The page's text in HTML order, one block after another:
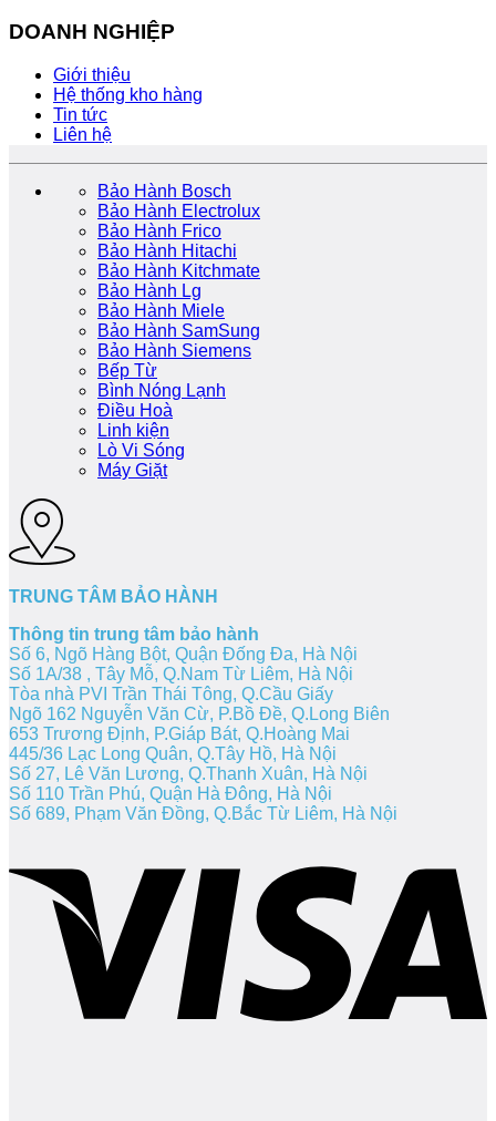
DOANH NGHIỆP
Giới thiệu
Hệ thống kho hàng
Tin tức
Liên hệ
Bảo Hành Bosch
Bảo Hành Electrolux
Bảo Hành Frico
Bảo Hành Hitachi
Bảo Hành Kitchmate
Bảo Hành Lg
Bảo Hành Miele
Bảo Hành SamSung
Bảo Hành Siemens
Bếp Từ
Bình Nóng Lạnh
Điều Hoà
Linh kiện
Lò Vi Sóng
Máy Giặt
TRUNG TÂM BẢO HÀNH
Thông tin trung tâm bảo hành
Số 6, Ngõ Hàng Bột, Quận Đống Đa, Hà Nội
Số 1A/38 , Tây Mỗ, Q.Nam Từ Liêm, Hà Nội
Tòa nhà PVI Trần Thái Tông, Q.Cầu Giấy
Ngõ 162 Nguyễn Văn Cừ, P.Bồ Đề, Q.Long Biên
653 Trương Định, P.Giáp Bát, Q.Hoàng Mai
445/36 Lạc Long Quân, Q.Tây Hồ, Hà Nội
Số 27, Lê Văn Lương, Q.Thanh Xuân, Hà Nội
Số 110 Trần Phú, Quận Hà Đông, Hà Nội
Số 689, Phạm Văn Đồng, Q.Bắc Từ Liêm, Hà Nội